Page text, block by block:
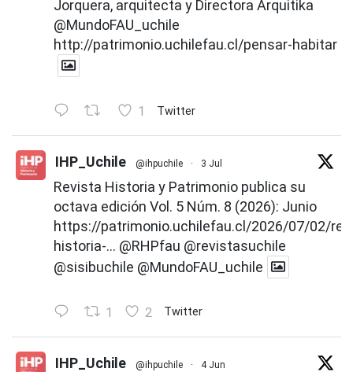
Jorquera, arquitecta y Directora Arquitika
@MundoFAU_uchile
http://patrimonio.uchilefau.cl/pensar-habitar
1 Twitter
IHP_Uchile @ihpuchile · 3 Jul
Revista Historia y Patrimonio publica su
octava edición Vol. 5 Núm. 8 (2026): Junio
https://patrimonio.uchilefau.cl/2026/07/02/
historia-... @RHPfau @revistasuchile
@sisibuchile @MundoFAU_uchile
1 2 Twitter
IHP_Uchile @ihpuchile · 4 Jun